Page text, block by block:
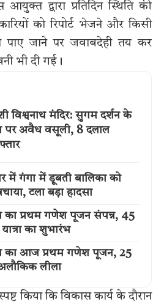
द्वारा प्रतिदिन स्थिति की
को रिपोर्ट भेजने और किसी
पाए जाने पर जवाबदेही तय कर
भी दी गई।
विश्वनाथ मंदिर: सुगम दर्शन के
पर अवैध वसूली, 8 दलाल
में गंगा में डूबती बालिका को
टला बड़ा हादसा
का प्रथम गणेश पूजन संपन्न, 45
का शुभारंभ
का आज प्रथम गणेश पूजन, 25
लीला
किया कि विकास कार्य के दौरान